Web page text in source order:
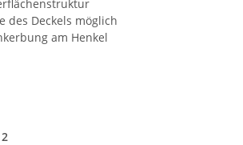
des Deckels möglich
am Henkel